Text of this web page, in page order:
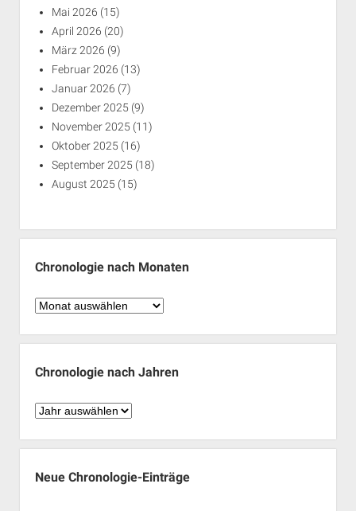
Mai 2026 (15)
April 2026 (20)
März 2026 (9)
Februar 2026 (13)
Januar 2026 (7)
Dezember 2025 (9)
November 2025 (11)
Oktober 2025 (16)
September 2025 (18)
August 2025 (15)
Chronologie nach Monaten
Chronologie
Monaten
Chronologie nach Jahren
Chronologie
Jahren
Neue Chronologie-Einträge